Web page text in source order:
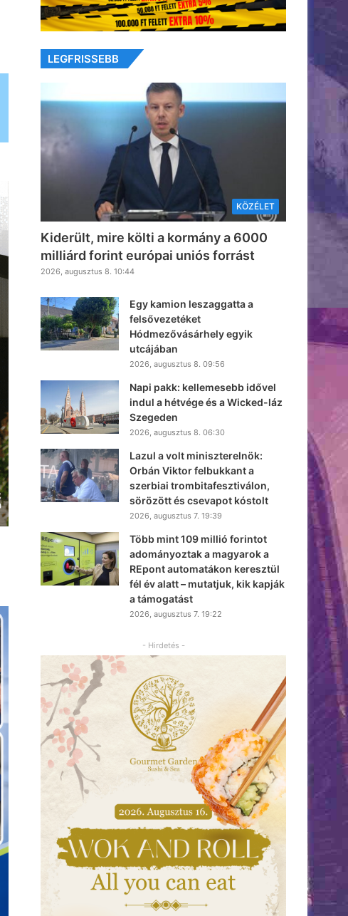
LEGFRISSEBB
KÖZÉLET
Kiderült, mire költi a kormány a 6000
milliárd forint európai uniós forrást
2026, augusztus 8. 10:44
Egy kamion leszaggatta a
felsővezetéket
Hódmezővásárhely egyik
utcájában
2026, augusztus 8. 09:56
Napi pakk: kellemesebb idővel
indul a hétvége és a Wicked-láz
Szegeden
2026, augusztus 8. 06:30
Lazul a volt miniszterelnök:
Orbán Viktor felbukkant a
szerbiai trombitafesztiválon,
sörözött és csevapot kóstolt
2026, augusztus 7. 19:39
Több mint 109 millió forintot
adományoztak a magyarok a
REpont automatákon keresztül
fél év alatt – mutatjuk, kik kapják
a támogatást
2026, augusztus 7. 19:22
- Hirdetés -